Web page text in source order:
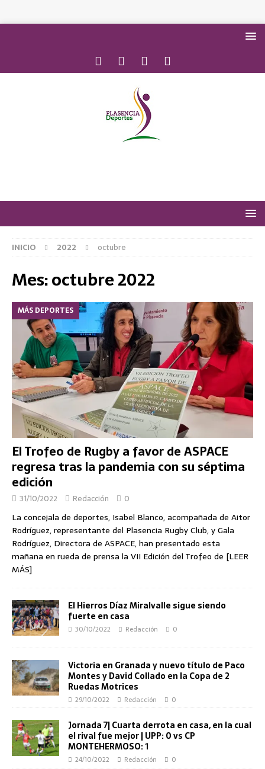
INICIO 2022 octubre
Mes:octubre 2022
MÁS DEPORTES
El Trofeo de Rugby a favor de ASPACE
regresa tras la pandemia con su séptima
edición
31/10/2022 Redacción 0
La concejala de deportes, Isabel Blanco, acompañada de Aitor
Rodríguez, representante del Plasencia Rugby Club, y Gala
Rodríguez, Directora de ASPACE, han presentado esta
mañana en rueda de prensa la VII Edición del Trofeo de [LEER
MÁS]
El Hierros Díaz Miralvalle sigue siendo
fuerte en casa
30/10/2022 Redacción 0
Victoria en Granada y nuevo título de Paco
Montes y David Collado en la Copa de 2
Ruedas Motrices
29/10/2022 Redacción 0
Jornada 7| Cuarta derrota en casa, en la cual
el rival fue mejor | UPP: 0 vs CP
MONTEHERMOSO: 1
24/10/2022 Redacción 0